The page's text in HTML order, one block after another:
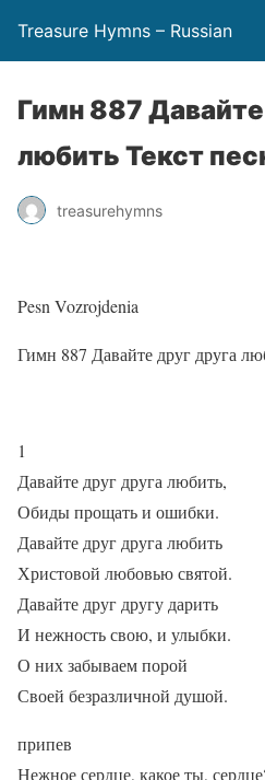
Treasure Hymns – Russian
Гимн 887
любить Текст
treasurehymns
Pesn Vozrojdenia
Гимн 887 Давайте друг друга
1
Давайте друг друга любить,
Обиды прощать и ошибки.
Давайте друг друга любить
Христовой любовью святой.
Давайте друг другу дарить
И нежность свою, и улыбки.
О них забываем порой
Своей безразличной душой.
припев
Нежное сердце, какое ты,